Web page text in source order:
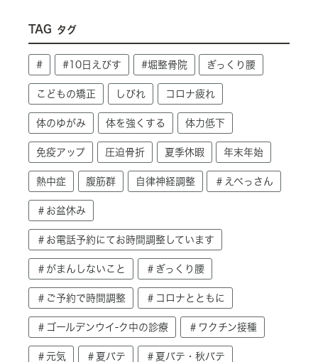
TAG タグ
# #10日えびす #堀整骨院 ぎっくり腰
こどもの矯正 しびれ コロナ疲れ
体のゆがみ 体を強くする 体力低下
免疫アップ 圧迫骨折 夏季休暇 年末年始
熱中症 腹筋群 自律神経調整 ＃えべっさん
＃お盆休み
＃お電話予約にてお時間調整しています
＃がまんしないこと ＃ぎっくり腰
＃ご予約で時間調整 ＃コロナとともに
＃ゴールデンウイ-ク中の診療 ＃ワクチン接種
＃元気 ＃夏バテ ＃夏バテ・秋バテ